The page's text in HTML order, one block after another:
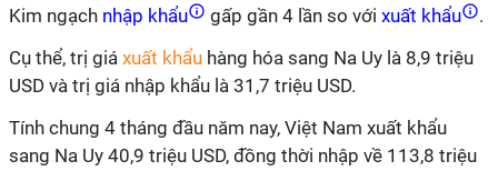
Kim ngạch nhập khẩu gấp gần 4 lần so với xuất khẩu
.
Cụ thể, trị giá xuất khẩu hàng hóa sang Na Uy là 8,9 triệu
USD và trị giá nhập khẩu là 31,7 triệu USD.
Tính chung 4 tháng đầu năm nay, Việt Nam xuất khẩu
sang Na Uy 40,9 triệu USD, đồng thời nhập về 113,8 triệu